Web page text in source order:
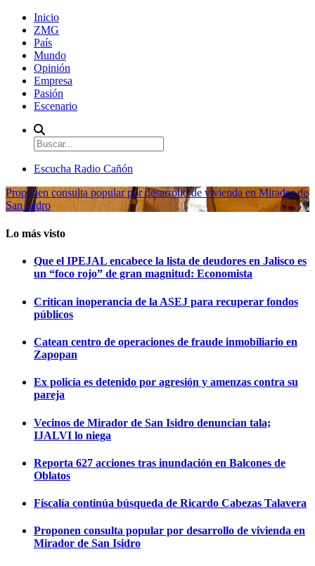
Inicio
ZMG
País
Mundo
Opinión
Empresa
Pasión
Escenario
Escucha Radio Cañón
Proponen consulta popular por desarrollo de vivienda en Mirador de
San Isidro
Lo más visto
Que el IPEJAL encabece la lista de deudores en Jalisco es
un “foco rojo” de gran magnitud: Economista
Critican inoperancia de la ASEJ para recuperar fondos
públicos
Catean centro de operaciones de fraude inmobiliario en
Zapopan
Ex policía es detenido por agresión y amenzas contra su
pareja
Vecinos de Mirador de San Isidro denuncian tala;
IJALVI lo niega
Reporta 627 acciones tras inundación en Balcones de
Oblatos
Fiscalía continúa búsqueda de Ricardo Cabezas Talavera
Proponen consulta popular por desarrollo de vivienda en
Mirador de San Isidro